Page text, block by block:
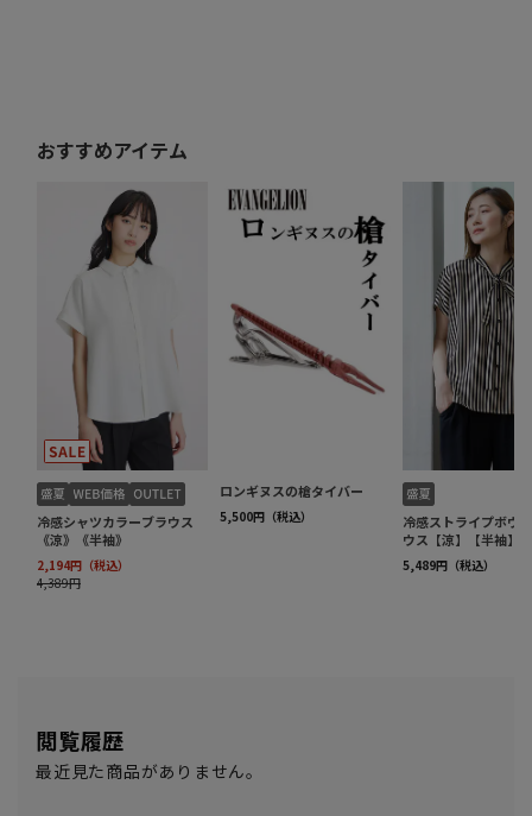
閲覧履歴
最近見た商品がありません。